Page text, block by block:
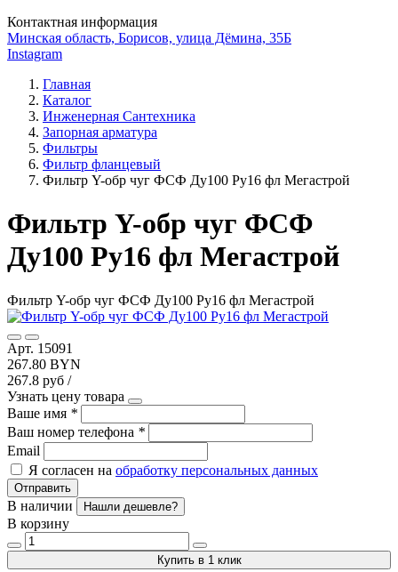
Контактная информация
Минская область, Борисов, улица Дёмина, 35Б
Instagram
Главная
Каталог
Инженерная Сантехника
Запорная арматура
Фильтры
Фильтр фланцевый
Фильтр Y-обр чуг ФСФ Ду100 Ру16 фл Мегастрой
Фильтр Y-обр чуг ФСФ
Ду100 Ру16 фл Мегастрой
Фильтр Y-обр чуг ФСФ Ду100 Ру16 фл Мегастрой
Арт. 15091
267.80 BYN
267.8 руб /
Узнать цену товара
Ваше имя *
Ваш номер телефона *
Email
Я согласен на обработку персональных данных
Отправить
В наличии Нашли дешевле?
В корзину
Купить в 1 клик